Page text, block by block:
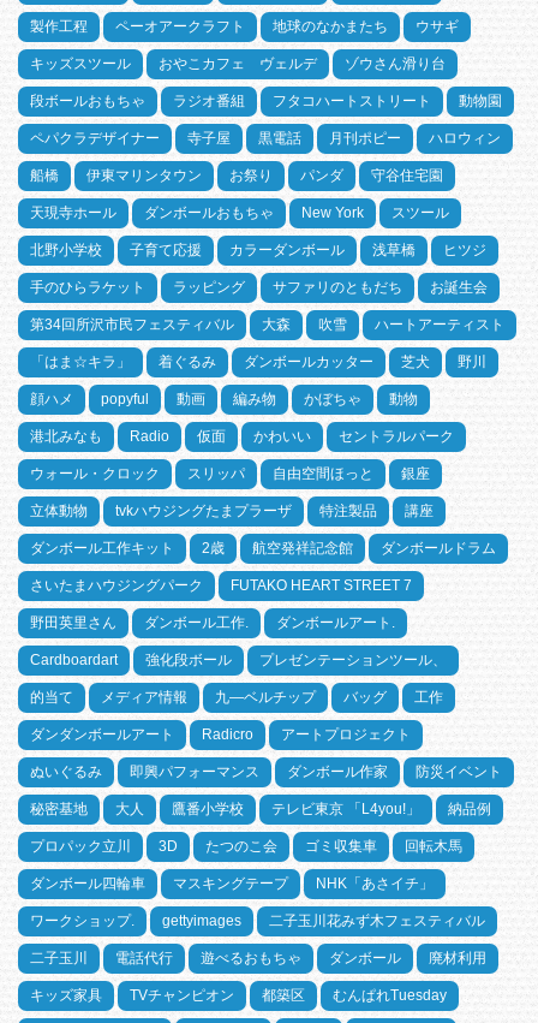
製作工程 ペーオアークラフト 地球のなかまたち ウサギ
キッズスツール おやこカフェ ヴェルデ ゾウさん滑り台
段ボールおもちゃ ラジオ番組 フタコハートストリート 動物園
ペパクラデザイナー 寺子屋 黒電話 月刊ポピー ハロウィン
船橋 伊東マリンタウン お祭り パンダ 守谷住宅園
天現寺ホール ダンボールおもちゃ New York スツール
北野小学校 子育て応援 カラーダンボール 浅草橋 ヒツジ
手のひらラケット ラッピング サファリのともだち お誕生会
第34回所沢市民フェスティバル 大森 吹雪 ハートアーティスト
「はま☆キラ」 着ぐるみ ダンボールカッター 芝犬 野川
顔ハメ popyful 動画 編み物 かぼちゃ 動物
港北みなも Radio 仮面 かわいい セントラルパーク
ウォール・クロック スリッパ 自由空間ほっと 銀座
立体動物 tvkハウジングたまプラーザ 特注製品 講座
ダンボール工作キット 2歳 航空発祥記念館 ダンボールドラム
さいたまハウジングパーク FUTAKO HEART STREET 7
野田英里さん ダンボール工作. ダンボールアート.
Cardboardart 強化段ボール プレゼンテーションツール、
的当て メディア情報 九―ベルチップ バッグ 工作
ダンダンボールアート Radicro アートプロジェクト
ぬいぐるみ 即興パフォーマンス ダンボール作家 防災イベント
秘密基地 大人 鷹番小学校 テレビ東京 「L4you!」 納品例
プロパック立川 3D たつのこ会 ゴミ収集車 回転木馬
ダンボール四輪車 マスキングテープ NHK「あさイチ」
ワークショップ. gettyimages 二子玉川花みず木フェスティバル
二子玉川 電話代行 遊べるおもちゃ ダンボール 廃材利用
キッズ家具 TVチャンピオン 都築区 むんぱれTuesday